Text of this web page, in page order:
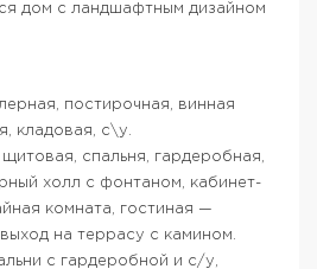
дом с ландшафтным дизайном
постирочная, винная
кладовая, с\у.
спальня, гардеробная,
холл с фонтаном, кабинет-
комната, гостиная —
на террасу с камином.
с гардеробной и с/у,